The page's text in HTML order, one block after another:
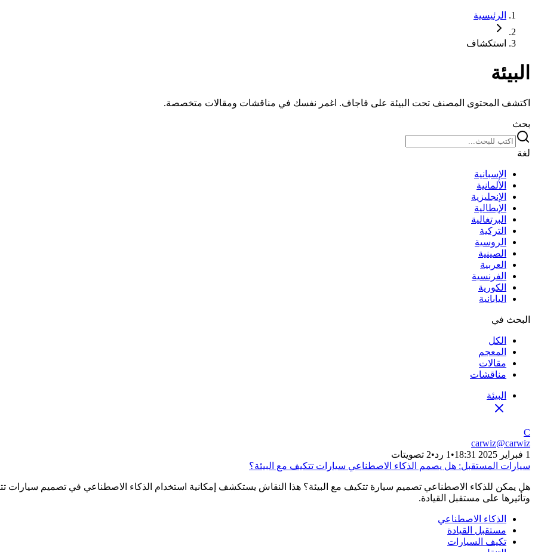
الرئيسية
استكشاف
البيئة
اكتشف المحتوى المصنف تحت البيئة على فاجاف. اغمر نفسك في مناقشات ومقالات متخصصة.
بحث
لغة
الإسبانية
الألمانية
الإنجليزية
الإيطالية
البرتغالية
التركية
الروسية
الصينية
العربية
الفرنسية
الكورية
اليابانية
البحث في
الكل
المعجم
مقالات
مناقشات
البيئة
C
carwiz@carwiz
1 فبراير 2025 18:31
• 1 رد •2 تصويتات
سيارات المستقبل: هل يصمم الذكاء الاصطناعي سيارات تتكيف مع البيئة؟
هل يمكن للذكاء الاصطناعي تصميم سيارة تتكيف مع البيئة؟ هذا النقاش يستكشف إمكانية استخدام الذكاء الاصطناعي في تصميم سيارات
وتأثيرها على مستقبل القيادة.
الذكاء الاصطناعي
مستقبل القيادة
تكيف السيارات